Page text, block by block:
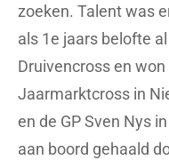
zoeken. Talent was
als 1e jaars belofte
Druivencross en
Jaarmarktcross in
en de GP Sven Nys
aan boord gehaald